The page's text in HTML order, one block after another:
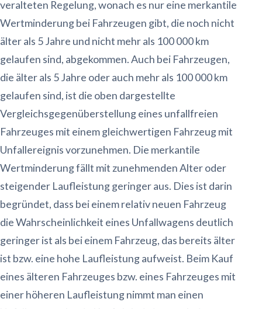
veralteten Regelung, wonach es nur eine merkantile
Wertminderung bei Fahrzeugen gibt, die noch nicht
älter als 5 Jahre und nicht mehr als 100 000 km
gelaufen sind, abgekommen. Auch bei Fahrzeugen,
die älter als 5 Jahre oder auch mehr als 100 000 km
gelaufen sind, ist die oben dargestellte
Vergleichsgegenüberstellung eines unfallfreien
Fahrzeuges mit einem gleichwertigen Fahrzeug mit
Unfallereignis vorzunehmen. Die merkantile
Wertminderung fällt mit zunehmenden Alter oder
steigender Laufleistung geringer aus. Dies ist darin
begründet, dass bei einem relativ neuen Fahrzeug
die Wahrscheinlichkeit eines Unfallwagens deutlich
geringer ist als bei einem Fahrzeug, das bereits älter
ist bzw. eine hohe Laufleistung aufweist. Beim Kauf
eines älteren Fahrzeuges bzw. eines Fahrzeuges mit
einer höheren Laufleistung nimmt man einen